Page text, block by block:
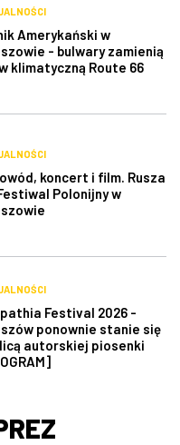
Amerykański w
- bulwary zamienią
klimatyczną Route 66
koncert i film. Rusza
Polonijny w
Festival 2026 -
ponownie stanie się
autorskiej piosenki